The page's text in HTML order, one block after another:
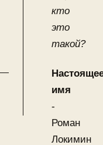
кто
это
такой?
имя
-
Роман
Локимин